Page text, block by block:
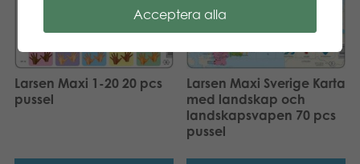
Larsen Maxi 1-20 20 pcs
pussel
Larsen Maxi Sverige Karta
med landskap och
landskapsvapen 70 pcs
pussel
Acceptera alla